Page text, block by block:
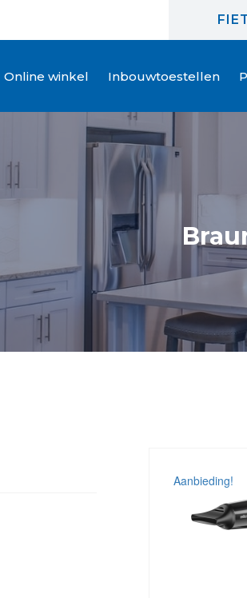
Online winkel Inbouwtoestellen
Aanbieding!